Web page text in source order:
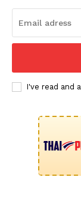
I've read and